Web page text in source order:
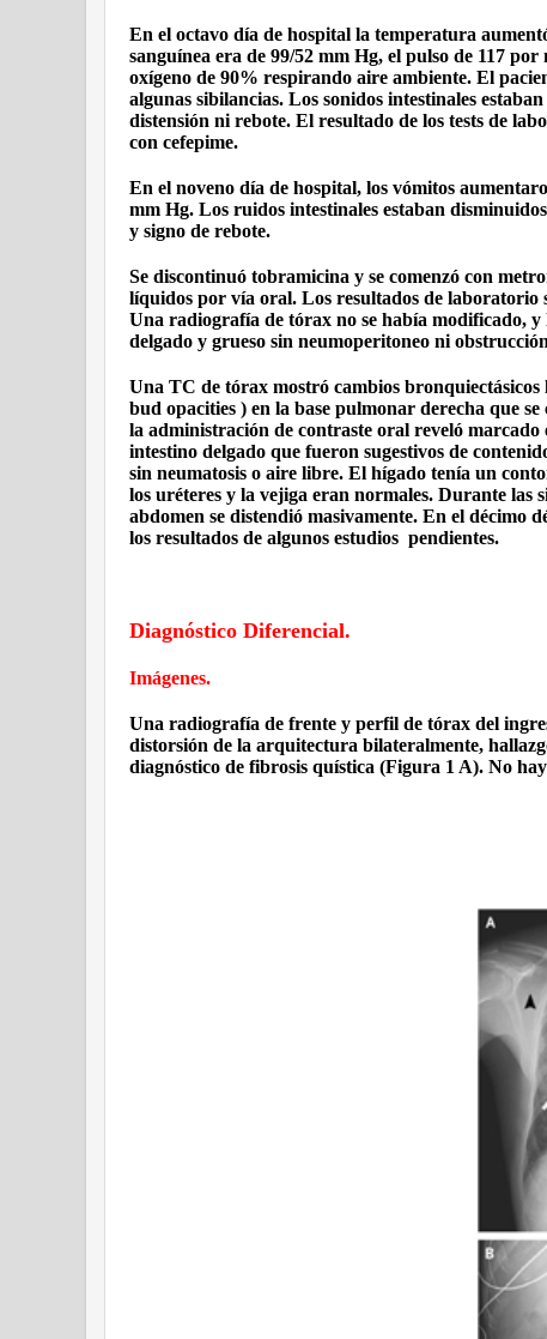
En el octavo día de hospital la temperatura
sanguínea era de 99/52 mm Hg, el pulso de 117
oxígeno de 90% respirando aire ambiente. El
algunas sibilancias. Los sonidos intestinales
distensión ni rebote. El resultado de los tests de
con cefepime.
En el noveno día de hospital, los vómitos
mm Hg. Los ruidos intestinales estaban
y signo de rebote.
Se discontinuó tobramicina y se comenzó con
líquidos por vía oral. Los resultados de laboratorio
Una radiografía de tórax no se había modificado,
delgado y grueso sin neumoperitoneo ni
Una TC de tórax mostró cambios
bud opacities ) en la base pulmonar derecha que
la administración de contraste oral reveló
intestino delgado que fueron sugestivos de
sin neumatosis o aire libre. El hígado tenía un
los uréteres y la vejiga eran normales. Durante las
abdomen se distendió masivamente. En el décimo
los resultados de algunos estudios pendientes.
Diagnóstico Diferencial.
Imágenes.
Una radiografía de frente y perfil de tórax del
distorsión de la arquitectura bilateralmente,
diagnóstico de fibrosis quística (Figura 1 A). No